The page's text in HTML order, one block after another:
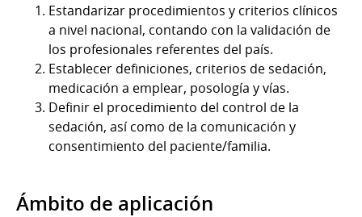
Estandarizar procedimientos y criterios clínicos
a nivel nacional, contando con la validación de
los profesionales referentes del país.
Establecer definiciones, criterios de sedación,
medicación a emplear, posología y vías.
Definir el procedimiento del control de la
sedación, así como de la comunicación y
consentimiento del paciente/familia.
Ámbito de aplicación